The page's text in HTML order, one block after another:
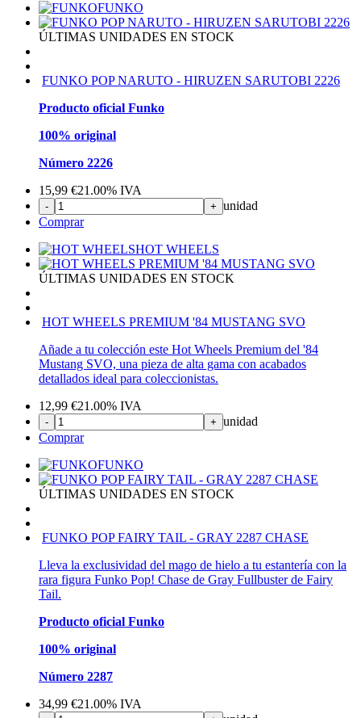
FUNKO
ÚLTIMAS UNIDADES EN STOCK
FUNKO POP NARUTO - HIRUZEN SARUTOBI 2226
Producto oficial Funko
100% original
Número 2226
15,99 €21.00% IVA
- + unidad
Comprar
HOT WHEELS
ÚLTIMAS UNIDADES EN STOCK
HOT WHEELS PREMIUM '84 MUSTANG SVO
Añade a tu colección este Hot Wheels Premium del '84
Mustang SVO, una pieza de alta gama con acabados
detallados ideal para coleccionistas.
12,99 €21.00% IVA
- + unidad
Comprar
FUNKO
ÚLTIMAS UNIDADES EN STOCK
FUNKO POP FAIRY TAIL - GRAY 2287 CHASE
Lleva la exclusividad del mago de hielo a tu estantería con la
rara figura Funko Pop! Chase de Gray Fullbuster de Fairy
Tail.
Producto oficial Funko
100% original
Número 2287
34,99 €21.00% IVA